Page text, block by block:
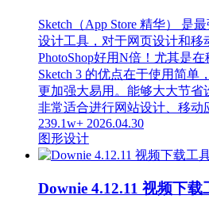
Sketch（App Store 精华） 是
设计工具，对于网页设计和移
PhotoShop好用N倍！尤其是
Sketch 3 的优点在于使用简单
更加强大易用。能够大大节省
非常适合进行网站设计、移动
239.1w+ 2026.04.30
图形设计
Downie 4.12.11 视频下载